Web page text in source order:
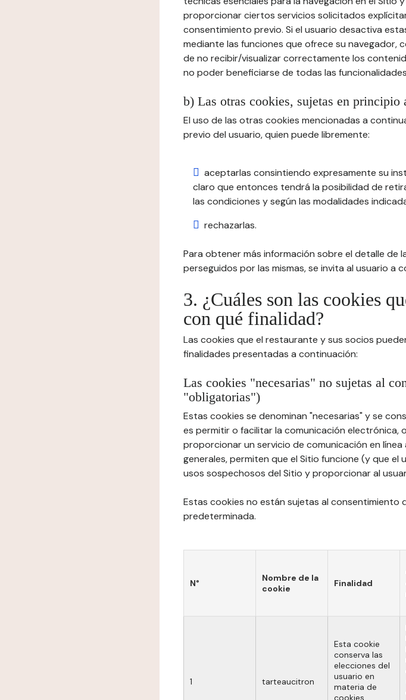
proporcionar ciertos servicios solicitados
consentimiento previo. Si el usuario desactiva
mediante las funciones que ofrece su navegador,
de no recibir/visualizar correctamente los
no poder beneficiarse de todas las
b) Las otras cookies, sujetas en
El uso de las otras cookies mencionadas a
previo del usuario, quien puede libremente:
aceptarlas consintiendo expresamente su
claro que entonces tendrá la posibilidad de
las condiciones y según las modalidades
rechazarlas.
Para obtener más información sobre el detalle de
perseguidos por las mismas, se invita al usuario a
3. ¿Cuáles son las cookies
con qué finalidad?
Las cookies que el restaurante y sus socios
finalidades presentadas a continuación:
Las cookies "necesarias" no sujetas al
"obligatorias")
Estas cookies se denominan "necesarias" y se
es permitir o facilitar la comunicación electrónica,
proporcionar un servicio de comunicación en
generales, permiten que el Sitio funcione (y que
usos sospechosos del Sitio y proporcionar al
Estas cookies no están sujetas al consentimiento
predeterminada.
N°
Nombre de la
cookie
Finalidad
1 tarteaucitron
Esta cookie
conserva las
elecciones del
usuario en
materia de
cookies